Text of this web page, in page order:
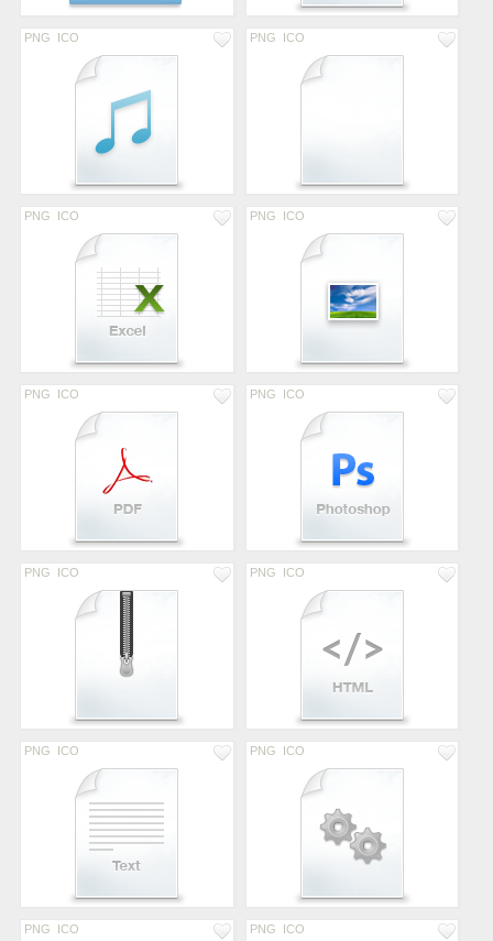
PNG ICO PNG ICO
PNG ICO PNG ICO
PNG ICO PNG ICO
PNG ICO PNG ICO
PNG ICO PNG ICO
PNG ICO PNG ICO